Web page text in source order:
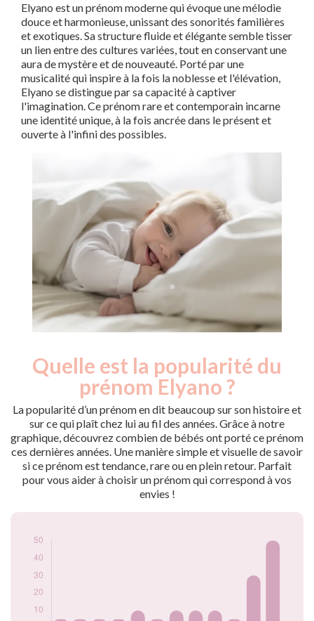
Elyano est un prénom moderne qui évoque une mélodie
douce et harmonieuse, unissant des sonorités familières
et exotiques. Sa structure fluide et élégante semble tisser
un lien entre des cultures variées, tout en conservant une
aura de mystère et de nouveauté. Porté par une
musicalité qui inspire à la fois la noblesse et l'élévation,
Elyano se distingue par sa capacité à captiver
l'imagination. Ce prénom rare et contemporain incarne
une identité unique, à la fois ancrée dans le présent et
ouverte à l'infini des possibles.
Quelle est la popularité du
prénom Elyano ?
La popularité d’un prénom en dit beaucoup sur son histoire et
sur ce qui plaît chez lui au fil des années. Grâce à notre
graphique, découvrez combien de bébés ont porté ce prénom
ces dernières années. Une manière simple et visuelle de savoir
si ce prénom est tendance, rare ou en plein retour. Parfait
pour vous aider à choisir un prénom qui correspond à vos
envies !
prénom Elyano par
année
Année
Nouveaux-
nés
2013
5
2014
5
2016
5
2017
10
2018
5
2019
10
2023
2024